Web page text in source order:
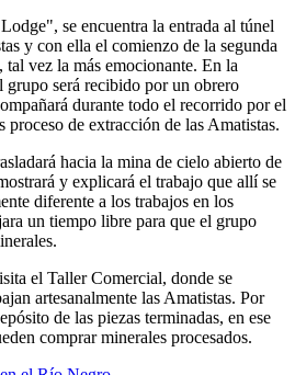
se encuentra la entrada al túnel
y con ella el comienzo de la segunda
tal vez la más emocionante. En la
grupo será recibido por un obrero
durante todo el recorrido por el
proceso de extracción de las Amatistas.
hacia la mina de cielo abierto de
y explicará el trabajo que allí se
diferente a los trabajos en los
un tiempo libre para que el grupo
el Taller Comercial, donde se
artesanalmente las Amatistas. Por
de las piezas terminadas, en ese
comprar minerales procesados.